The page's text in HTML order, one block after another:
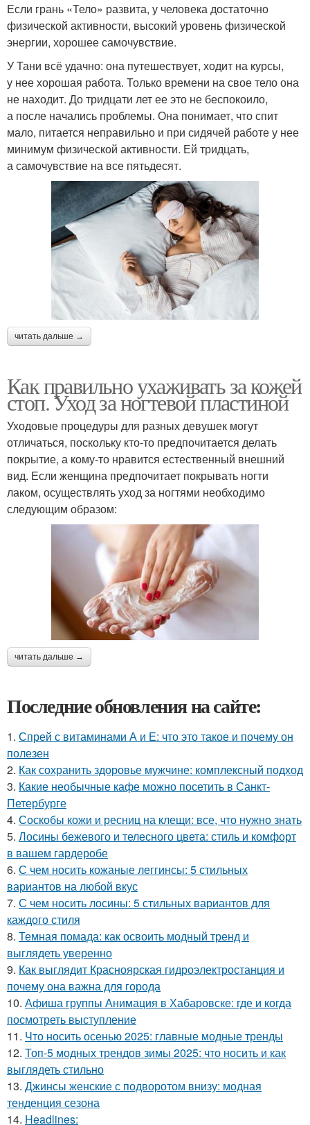
Если грань «Тело» развита, у человека достаточно
физической активности, высокий уровень физической
энергии, хорошее самочувствие.
У Тани всё удачно: она путешествует, ходит на курсы,
у нее хорошая работа. Только времени на свое тело она
не находит. До тридцати лет ее это не беспокоило,
а после начались проблемы. Она понимает, что спит
мало, питается неправильно и при сидячей работе у нее
минимум физической активности. Ей тридцать,
а самочувствие на все пятьдесят.
читать дальше →
Как правильно ухаживать за кожей
стоп. Уход за ногтевой пластиной
Уходовые процедуры для разных девушек могут
отличаться, поскольку кто-то предпочитается делать
покрытие, а кому-то нравится естественный внешний
вид. Если женщина предпочитает покрывать ногти
лаком, осуществлять уход за ногтями необходимо
следующим образом:
читать дальше →
Последние обновления на сайте:
1. Спрей с витаминами А и Е: что это такое и почему он
полезен
2. Как сохранить здоровье мужчине: комплексный подход
3. Какие необычные кафе можно посетить в Санкт-
Петербурге
4. Соскобы кожи и ресниц на клещи: все, что нужно знать
5. Лосины бежевого и телесного цвета: стиль и комфорт
в вашем гардеробе
6. С чем носить кожаные леггинсы: 5 стильных
вариантов на любой вкус
7. С чем носить лосины: 5 стильных вариантов для
каждого стиля
8. Темная помада: как освоить модный тренд и
выглядеть уверенно
9. Как выглядит Красноярская гидроэлектростанция и
почему она важна для города
10. Афиша группы Анимация в Хабаровске: где и когда
посмотреть выступление
11. Что носить осенью 2025: главные модные тренды
12. Топ-5 модных трендов зимы 2025: что носить и как
выглядеть стильно
13. Джинсы женские с подворотом внизу: модная
тенденция сезона
14. Headlines: